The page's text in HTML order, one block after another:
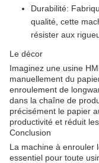
Durabilité:
qualité, cette
résister aux
Le décor
Imaginez une usine
manuellement du
enroulement de
dans la chaîne de
précisément le papier
productivité et réduit
Conclusion
La machine à enrouler
essentiel pour toute